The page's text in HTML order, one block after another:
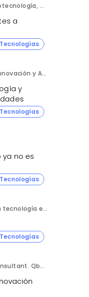
Luis Enrique Martínez Brito. Ingeniero en biotecnología, México.
a
Silvia Blanco, Consultora de estrategia e innovación y Ana Leal, Consultora Senior de estrategia e innovación. ANIMA.
y
no es
Rolando Cortés Hernández. Especialista en tecnología e inteligencia artificial. Director Comercial. AQUÍ tu Remodelación.
Héctor Fuentes de la Osa. Life Sciences Consultant. QbD Group.